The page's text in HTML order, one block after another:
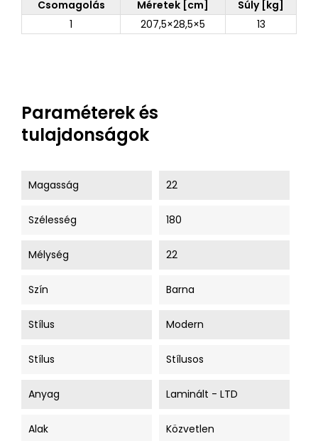
Csomagolás Méretek [cm]
Súly [kg]
1
207,5×28,5×5 13
Paraméterek és
tulajdonságok
Magasság 22
Szélesség 180
Mélység 22
Szín Barna
Stílus Modern
Stílus Stílusos
Anyag Laminált - LTD
Alak Közvetlen